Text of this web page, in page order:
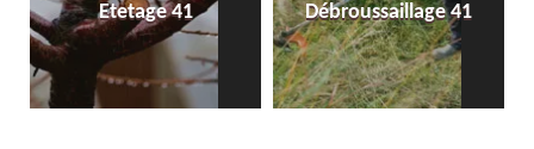
Etetage 41 Débroussaillage 41